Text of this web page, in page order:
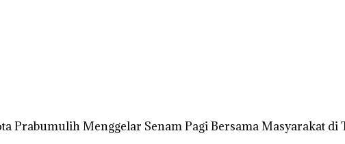
Prabumulih Menggelar Senam Pagi Bersama Masyarakat di